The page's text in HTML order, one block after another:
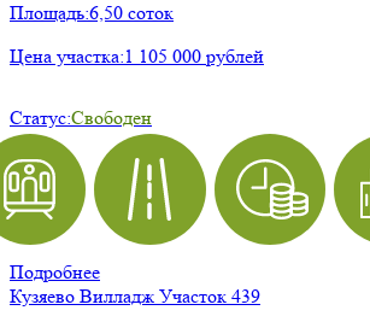
Площадь:6,50 соток
Цена участка:1 105 000 рублей
Статус:Свободен
Подробнее
Кузяево Вилладж Участок 439